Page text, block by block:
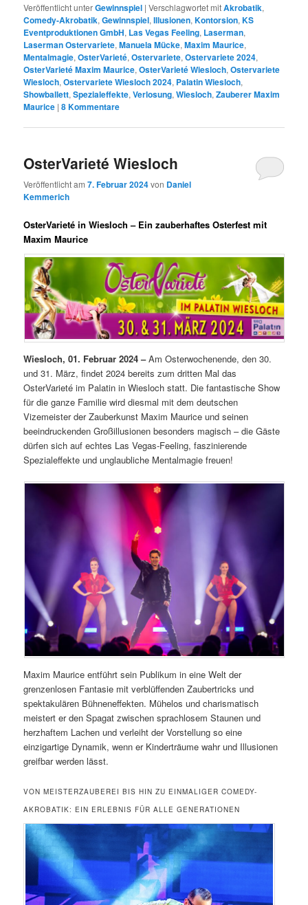
Veröffentlicht unterGewinnspiel |Verschlagwortet mitAkrobatik,
Comedy-Akrobatik,Gewinnspiel,Illusionen,Kontorsion,KS
Eventproduktionen GmbH, Las Vegas Feeling, Laserman,
Laserman Ostervariete,Manuela Mücke,Maxim Maurice,
Mentalmagie,OsterVarieté,Ostervariete,Ostervariete 2024,
OsterVarieté Maxim Maurice,OsterVarieté Wiesloch,Ostervariete
Wiesloch,Ostervariete Wiesloch 2024, Palatin Wiesloch,
Showballett,Spezialeffekte,Verlosung,Wiesloch,Zauberer Maxim
Maurice |8Kommentare
OsterVarieté Wiesloch
Veröffentlicht am7. Februar 2024von Daniel
Kemmerich
OsterVarieté in Wiesloch – Ein zauberhaftes Osterfest mit
Maxim Maurice
Wiesloch, 01. Februar 2024 –Am Osterwochenende, den 30.
und 31. März, findet 2024 bereits zum dritten Mal das
OsterVarieté im Palatin in Wiesloch statt. Die fantastische Show
für die ganze Familie wird diesmal mit dem deutschen
Vizemeister der Zauberkunst Maxim Maurice und seinen
beeindruckenden Großillusionen besonders magisch – die Gäste
dürfen sich auf echtes Las Vegas-Feeling, faszinierende
Spezialeffekte und unglaubliche Mentalmagie freuen!
Maxim Maurice entführt sein Publikum in eine Welt der
grenzenlosen Fantasie mit verblüffenden Zaubertricks und
spektakulären Bühneneffekten. Mühelos und charismatisch
meistert er den Spagat zwischen sprachlosem Staunen und
herzhaftem Lachen und verleiht der Vorstellung so eine
einzigartige Dynamik, wenn er Kinderträume wahr und Illusionen
greifbar werden lässt.
VON MEISTERZAUBEREI BIS HIN ZU EINMALIGER COMEDY-
AKROBATIK: EIN ERLEBNIS FÜR ALLE GENERATIONEN